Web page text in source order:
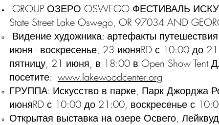
GROUP ОЗЕРО OSWEGO ФЕСТИВАЛЬ
State Street Lake Oswego, OR 97034 AND
Видение художника: артефакты
июня - воскресенье, 23 июняRD с 10:00 до
пятницу, 21 июня, в 18:00 в Open Show Tent
посетите: www.lakewoodcenter.org
ГРУППА: Искусство в парке, Парк Джорджа
июняRD с 10:00 до 21:00, воскресенье с
Открытая выставка на озере Освего,